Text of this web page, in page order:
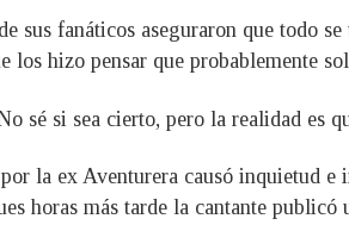
sus fanáticos aseguraron que todo
los hizo pensar que probablemente
sé si sea cierto, pero la realidad es
la ex Aventurera causó inquietud e
horas más tarde la cantante